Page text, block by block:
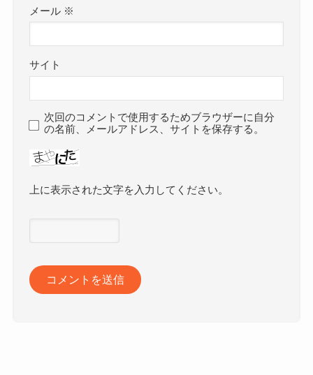
メール ※
サイト
次回のコメントで使用するためブラウザーに自分
の名前、メールアドレス、サイトを保存する。
上に表示された文字を入力してください。